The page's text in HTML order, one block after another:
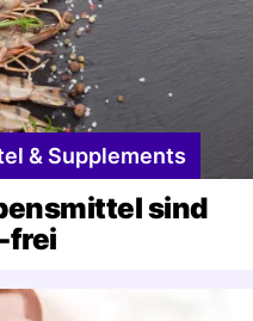
& Supplements
sind
frei